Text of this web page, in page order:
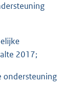
2017;
ondersteuning